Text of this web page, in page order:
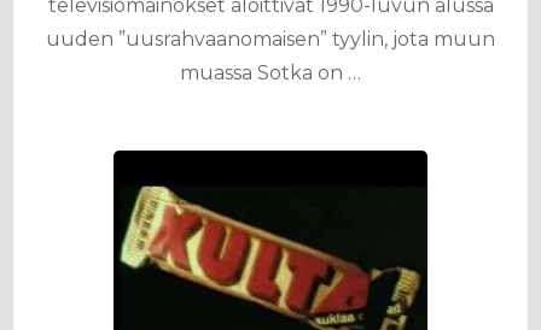
televisiomainokset aloittivat 1990-luvun alussa
uuden ”uusrahvaanomaisen” tyylin, jota muun
muassa Sotka on …